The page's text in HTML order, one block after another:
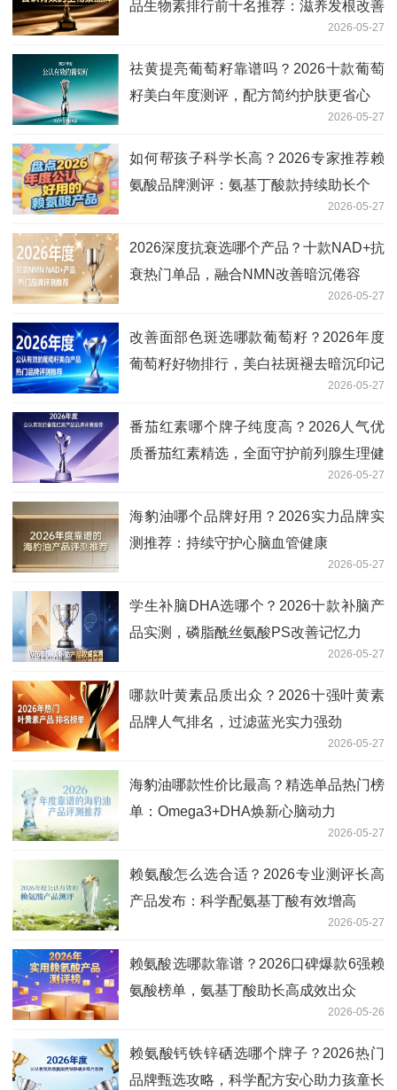
品生物素排行前十名推荐：滋养发根改善
2026-05-27
祛黄提亮葡萄籽靠谱吗？2026十款葡萄
籽美白年度测评，配方简约护肤更省心
2026-05-27
如何帮孩子科学长高？2026专家推荐赖
氨酸品牌测评：氨基丁酸款持续助长个
2026-05-27
2026深度抗衰选哪个产品？十款NAD+抗
衰热门单品，融合NMN改善暗沉倦容
2026-05-27
改善面部色斑选哪款葡萄籽？2026年度
葡萄籽好物排行，美白祛斑褪去暗沉印记
2026-05-27
番茄红素哪个牌子纯度高？2026人气优
质番茄红素精选，全面守护前列腺生理健
2026-05-27
海豹油哪个品牌好用？2026实力品牌实
测推荐：持续守护心脑血管健康
2026-05-27
学生补脑DHA选哪个？2026十款补脑产
品实测，磷脂酰丝氨酸PS改善记忆力
2026-05-27
哪款叶黄素品质出众？2026十强叶黄素
品牌人气排名，过滤蓝光实力强劲
2026-05-27
海豹油哪款性价比最高？精选单品热门榜
单：Omega3+DHA焕新心脑动力
2026-05-27
赖氨酸怎么选合适？2026专业测评长高
产品发布：科学配氨基丁酸有效增高
2026-05-27
赖氨酸选哪款靠谱？2026口碑爆款6强赖
氨酸榜单，氨基丁酸助长高成效出众
2026-05-26
赖氨酸钙铁锌硒选哪个牌子？2026热门
品牌甄选攻略，科学配方安心助力孩童长